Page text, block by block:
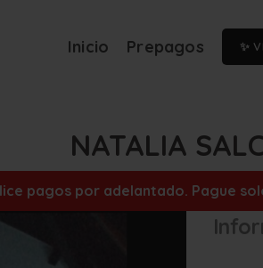
Inicio Prepagos ✨
NATALIA
pagos por adelantado. Pague